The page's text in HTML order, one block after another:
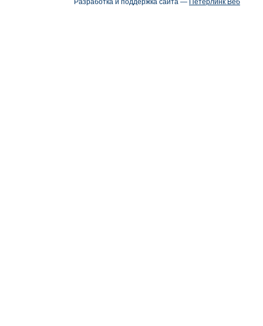
Разработка и поддержка сайта — Петерлинк Веб